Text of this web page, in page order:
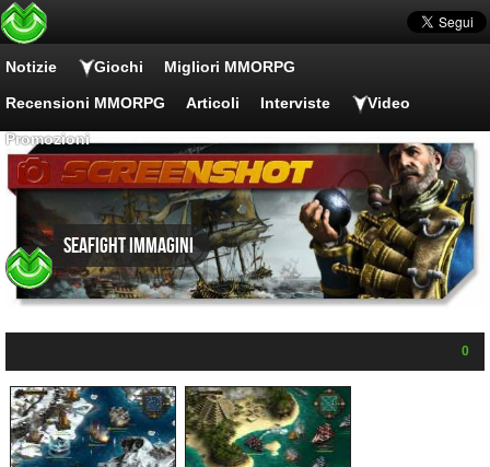
Notizie Giochi Migliori MMORPG
Recensioni MMORPG Articoli Interviste Video
Promozioni
Seafight Immagini
0